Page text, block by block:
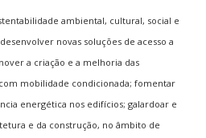
ambiental, cultural, social e
novas soluções de acesso a
a criação e a melhoria das
mobilidade condicionada; fomentar
energética nos edifícios; galardoar e
e da construção, no âmbito de